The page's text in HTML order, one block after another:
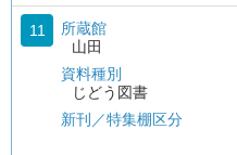
11
所蔵館
山田
資料種別
じどう図書
新刊／特集棚区分